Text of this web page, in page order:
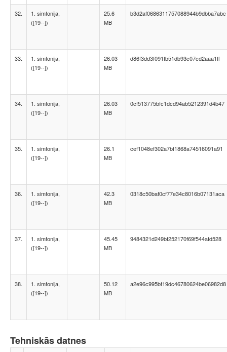
32.
1. simfonija,
([19--])
25.6
MB
b3d2af0686311757088944b9dbba7abc
33.
1. simfonija,
([19--])
26.03
MB
d86f3dd3f091fb51db93c07cd2aaa1ff
34.
1. simfonija,
([19--])
26.03
MB
0cf513775bfc1dcd94ab5212391d4b47
35.
1. simfonija,
([19--])
26.1
MB
cef1048ef302a7bf1868a74516091a91
36.
1. simfonija,
([19--])
42.3
MB
0318c50baf0cf77e34c8016b07131aca
37.
1. simfonija,
([19--])
45.45
MB
9484321d249bf252170f69f544afd528
38.
1. simfonija,
([19--])
50.12
MB
a2e96c995bf19dc46780624be06982d8
Tehniskās datnes